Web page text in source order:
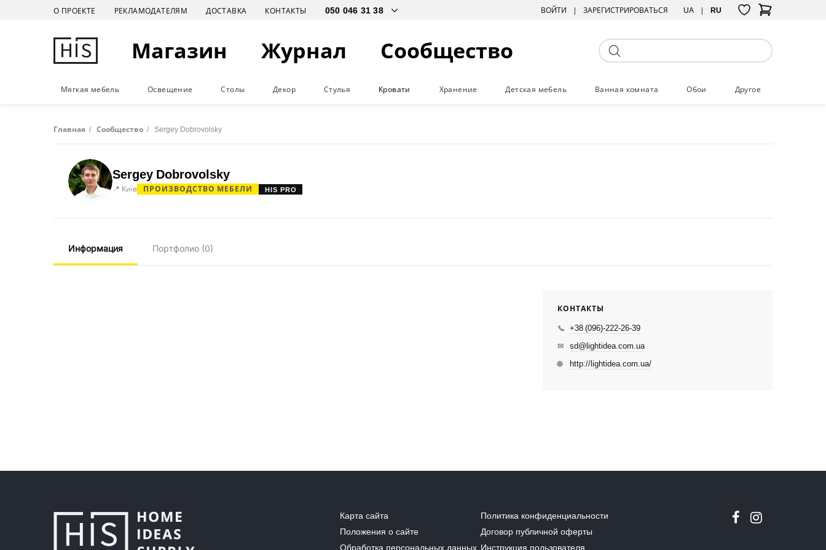
О ПРОЕКТЕ РЕКЛАМОДАТЕЛЯМ ДОСТАВКА КОНТАКТЫ ВОЙТИ ЗАРЕГИСТРИРОВАТЬСЯ UA RU
Магазин Журнал Сообщество
Мягкая мебель Освещение Столы Декор Стулья Кровати Хранение Детская мебель Ванная комната Обои Другое
Главная / Сообщество / Sergey Dobrovolsky
Sergey Dobrovolsky
📍 Київ ПРОИЗВОДСТВО МЕБЕЛИ HIS PRO
Информация Портфолио (0)
КОНТАКТЫ
📞 +38 (096)-222-26-39
✉ sd@lightidea.com.ua
🌐 http://lightidea.com.ua/
Карта сайта
Политика конфиденциальности
Положения о сайте
Договор публичной оферты
Обработка персональных данных Инструкция пользователя